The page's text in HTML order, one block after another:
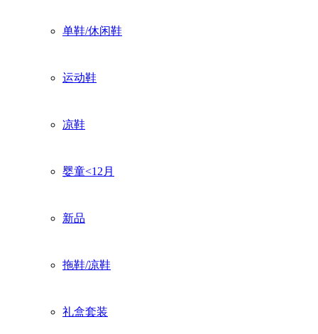
单鞋/休闲鞋
运动鞋
凉鞋
婴童<12月
新品
拖鞋/凉鞋
礼盒套装